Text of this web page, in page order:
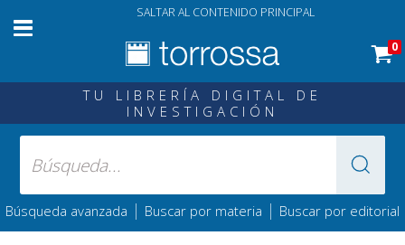
SALTAR AL CONTENIDO PRINCIPAL
0
TU LIBRERÍA DIGITAL DE
INVESTIGACIÓN
Búsqueda avanzada | Buscar por materia | Buscar por editorial